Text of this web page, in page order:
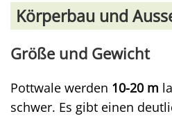
Körperbau und
Größe und Gewicht
Pottwale werden 10-20 m
schwer. Es gibt einen